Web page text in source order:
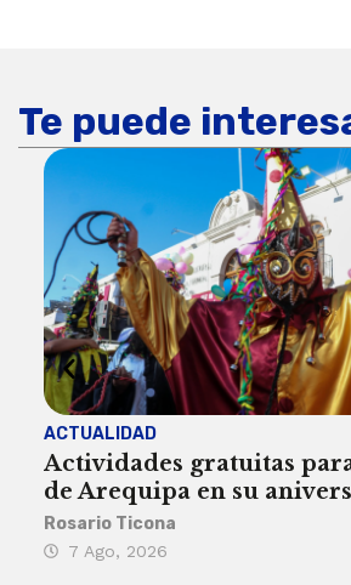
Te puede
ACTUALIDAD
Actividades gratuitas
de Arequipa en su
Rosario Ticona
7 Ago, 2026